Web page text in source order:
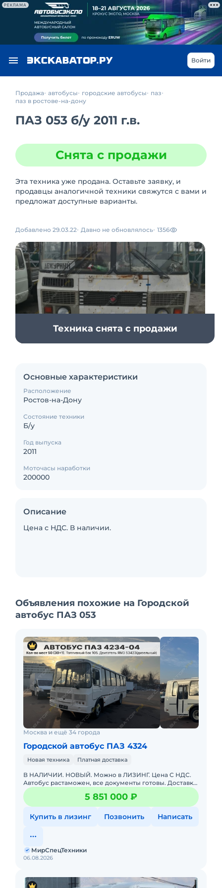
РЕКЛАМА
Войти
Продажа автобусы городские автобусы
паз
паз в ростове-на-дону
ПАЗ 053 б/у 2011 г.в.
Снята с продажи
Эта техника уже продана. Оставьте заявку, и
продавцы аналогичной техники свяжутся с вами и
предложат доступные варианты.
Добавлено 29.03.22 Давно не обновлялось 1356
Техника снята с продажи
Основные характеристики
Расположение
Ростов-на-Дону
Состояние техники
Б/у
Год выпуска
2011
Моточасы наработки
200000
Описание
Цена с НДС. В наличии.
Объявления похожие на Городской
автобус ПАЗ 053
Москва и ещё 34 города
Городской автобус ПАЗ 4324
Новая техника Платная доставка
В НАЛИЧИИ. НОВЫЙ. Можно в ЛИЗИНГ. Цена С НДС.
Автобус растаможен, все документы готовы. Доставка
до базы или объекта. ООО "МирСпецТехники" является
мультибрендо
5 851 000 ₽
Купить в лизинг Позвонить Написать
06.08.2026
МирСпецТехники